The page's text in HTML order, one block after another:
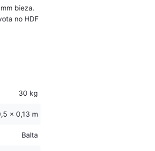
bieza.
no HDF
30 kg
× 0,13 m
Balta